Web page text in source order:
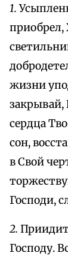
1.
жизни
закрывай,
сердца
сон,
в Свой
Господи,
2.
Господу.